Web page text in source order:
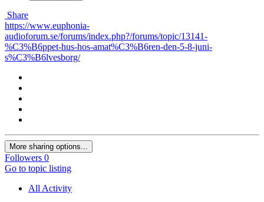
Share
https://www.euphonia-
audioforum.se/forums/index.php?/forums/topic/13141-
%C3%B6ppet-hus-hos-amat%C3%B6ren-den-5-8-juni-
s%C3%B6lvesborg/
More sharing options...
Followers 0
Go to topic listing
All Activity